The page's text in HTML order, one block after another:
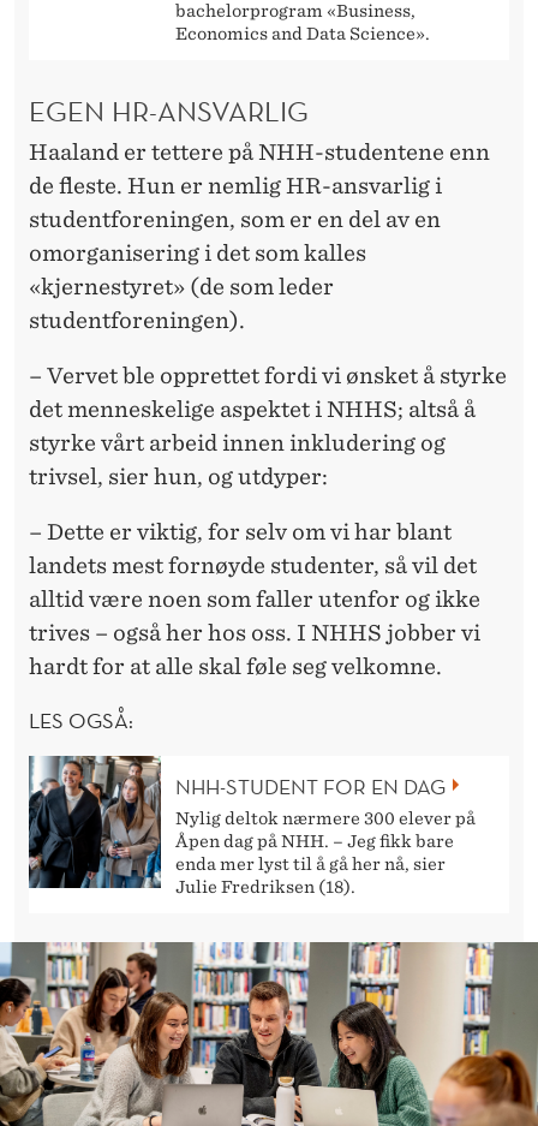
bachelorprogram «Business,
Economics and Data Science».
EGEN HR-ANSVARLIG
Haaland er tettere på NHH-studentene enn
de fleste. Hun er nemlig HR-ansvarlig i
studentforeningen, som er en del av en
omorganisering i det som kalles
«kjernestyret» (de som leder
studentforeningen).
– Vervet ble opprettet fordi vi ønsket å styrke
det menneskelige aspektet i NHHS; altså å
styrke vårt arbeid innen inkludering og
trivsel, sier hun, og utdyper:
– Dette er viktig, for selv om vi har blant
landets mest fornøyde studenter, så vil det
alltid være noen som faller utenfor og ikke
trives – også her hos oss. I NHHS jobber vi
hardt for at alle skal føle seg velkomne.
LES OGSÅ:
NHH-STUDENT FOR EN DAG
Nylig deltok nærmere 300 elever på
Åpen dag på NHH. – Jeg fikk bare
enda mer lyst til å gå her nå, sier
Julie Fredriksen (18).